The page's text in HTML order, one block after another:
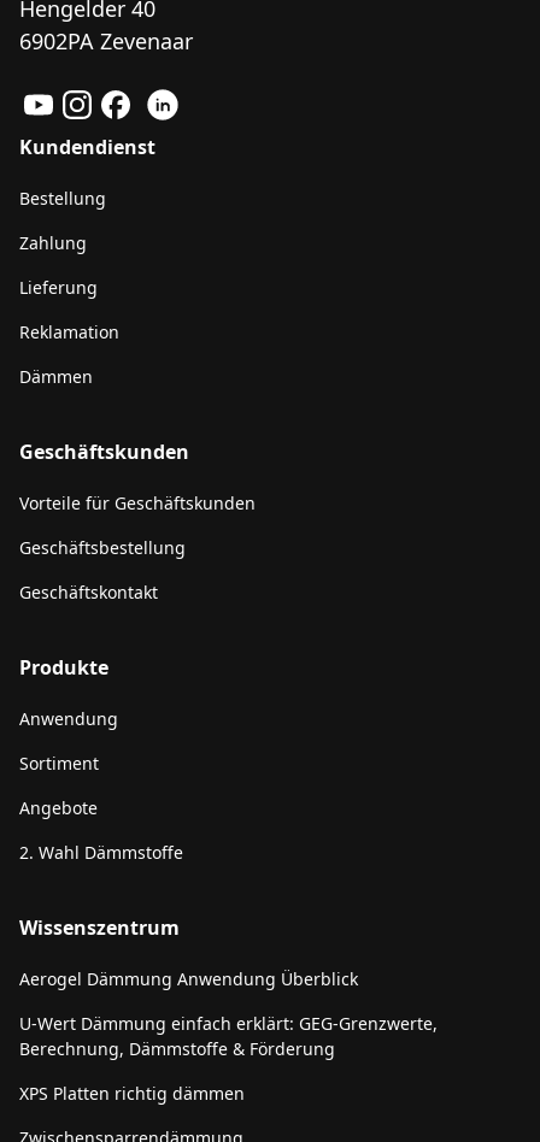
Hengelder 40
6902PA Zevenaar
Kundendienst
Bestellung
Zahlung
Lieferung
Reklamation
Dämmen
Geschäftskunden
Vorteile für Geschäftskunden
Geschäftsbestellung
Geschäftskontakt
Produkte
Anwendung
Sortiment
Angebote
2. Wahl Dämmstoffe
Wissenszentrum
Aerogel Dämmung Anwendung Überblick
U-Wert Dämmung einfach erklärt: GEG-Grenzwerte,
Berechnung, Dämmstoffe & Förderung
XPS Platten richtig dämmen